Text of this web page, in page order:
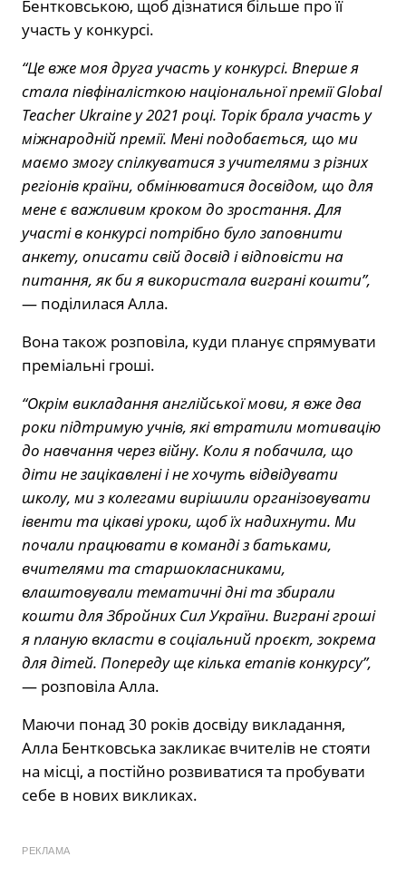
Бентковською, щоб дізнатися більше про її
участь у конкурсі.
“Це вже моя друга участь у конкурсі. Вперше я
стала півфіналісткою національної премії Global
Teacher Ukraine у 2021 році. Торік брала участь у
міжнародній премії. Мені подобається, що ми
маємо змогу спілкуватися з учителями з різних
регіонів країни, обмінюватися досвідом, що для
мене є важливим кроком до зростання. Для
участі в конкурсі потрібно було заповнити
анкету, описати свій досвід і відповісти на
питання, як би я використала виграні кошти”,
— поділилася Алла.
Вона також розповіла, куди планує спрямувати
преміальні гроші.
“Окрім викладання англійської мови, я вже два
роки підтримую учнів, які втратили мотивацію
до навчання через війну. Коли я побачила, що
діти не зацікавлені і не хочуть відвідувати
школу, ми з колегами вирішили організовувати
івенти та цікаві уроки, щоб їх надихнути. Ми
почали працювати в команді з батьками,
вчителями та старшокласниками,
влаштовували тематичні дні та збирали
кошти для Збройних Сил України. Виграні гроші
я планую вкласти в соціальний проєкт, зокрема
для дітей. Попереду ще кілька етапів конкурсу”,
— розповіла Алла.
Маючи понад 30 років досвіду викладання,
Алла Бентковська закликає вчителів не стояти
на місці, а постійно розвиватися та пробувати
себе в нових викликах.
РЕКЛАМА